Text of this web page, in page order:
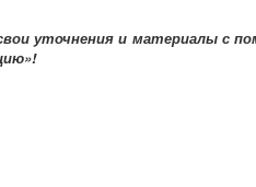
уточнения и материалы с